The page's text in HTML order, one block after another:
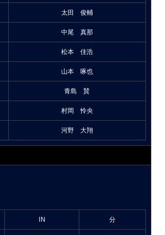
太田 俊輔
中尾 真那
松本 佳浩
山本 啄也
青島 賛
村岡 怜央
河野 大翔
IN 分